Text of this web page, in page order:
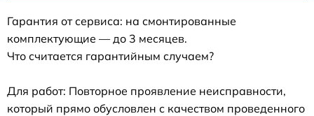
Гарантия от сервиса: на смонтированные
комплектующие — до 3 месяцев.
Что считается гарантийным случаем?
Для работ: Повторное проявление неисправности,
который прямо обусловлен с качеством проведенного